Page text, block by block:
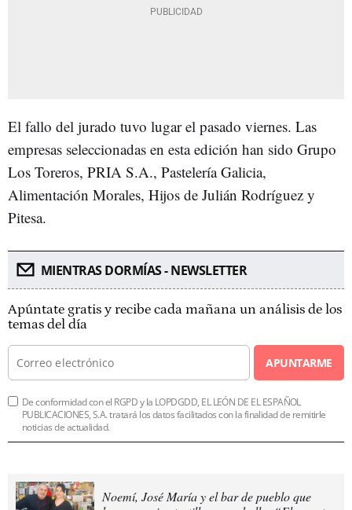
El fallo del jurado tuvo lugar el pasado viernes. Las
empresas seleccionadas en esta edición han sido Grupo
Los Toreros, PRIA S.A., Pastelería Galicia,
Alimentación Morales, Hijos de Julián Rodríguez y
Pitesa.
MIENTRAS DORMÍAS - NEWSLETTER
Apúntate gratis y recibe cada mañana un análisis de los
temas del día
APUNTARME
De conformidad con el RGPD y la LOPDGDD, EL LEÓN DE EL ESPAÑOL
PUBLICACIONES, S.A. tratará los datos facilitados con la finalidad de remitirle
noticias de actualidad.
Noemí, José María y el bar de pueblo que